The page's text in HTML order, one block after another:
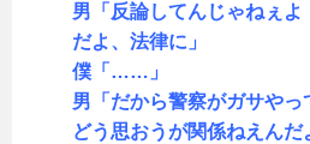
男「反論してんじゃねぇよ
だよ、法律に」
僕「……」
男「だから警察がガサやっ
どう思おうが関係ねえんだ